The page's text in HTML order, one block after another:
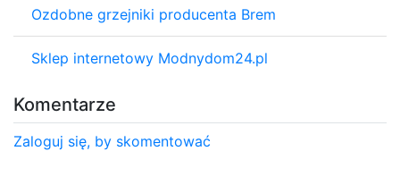
Ozdobne grzejniki producenta Brem
Sklep internetowy Modnydom24.pl
Komentarze
Zaloguj się, by skomentować